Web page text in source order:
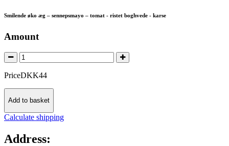
Smilende øko æg – sennepsmayo – tomat - ristet boghvede - karse
Amount
PriceDKK44
Add to basket
Calculate shipping
Address: